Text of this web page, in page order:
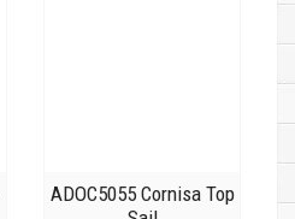
ADOC5055 Cornisa Top